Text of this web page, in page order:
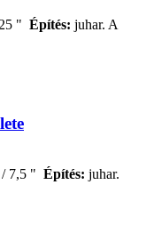
" Építés: juhar. A
7,5 " Építés: juhar.